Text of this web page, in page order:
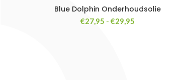
Blue Dolphin Onderhoudsolie
€27,95 - €29,95Prijsklasse: